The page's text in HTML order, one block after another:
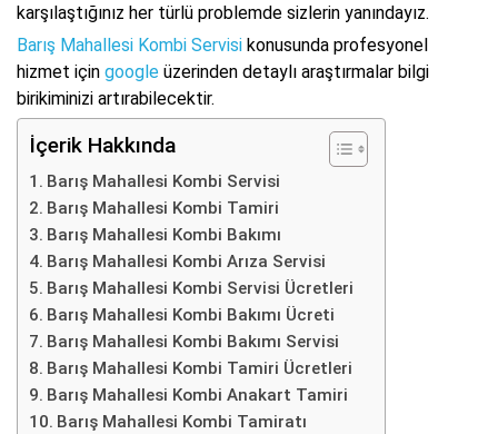
karşılaştığınız her türlü problemde sizlerin yanındayız.
Barış Mahallesi Kombi Servisi konusunda profesyonel
hizmet için google üzerinden detaylı araştırmalar bilgi
birikiminizi artırabilecektir.
İçerik Hakkında
Barış Mahallesi Kombi Servisi
Barış Mahallesi Kombi Tamiri
Barış Mahallesi Kombi Bakımı
Barış Mahallesi Kombi Arıza Servisi
Barış Mahallesi Kombi Servisi Ücretleri
Barış Mahallesi Kombi Bakımı Ücreti
Barış Mahallesi Kombi Bakımı Servisi
Barış Mahallesi Kombi Tamiri Ücretleri
Barış Mahallesi Kombi Anakart Tamiri
Barış Mahallesi Kombi Tamiratı